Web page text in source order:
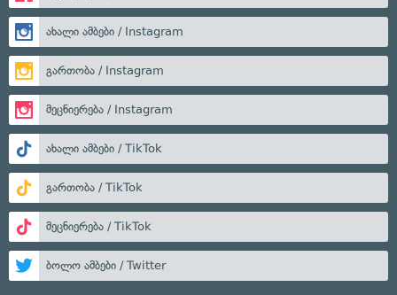
ახალი ამბები / Instagram
გართობა / Instagram
მეცნიერება / Instagram
ახალი ამბები / TikTok
გართობა / TikTok
მეცნიერება / TikTok
ბოლო ამბები / Twitter